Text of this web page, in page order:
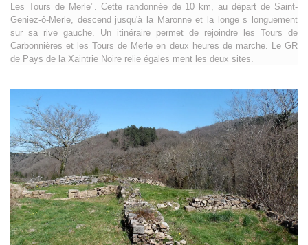
Les Tours de Merle". Cette randonnée de 10 km, au départ de Saint-
Geniez-ô-Merle, descend jusqu'à la Maronne et la longe s longuement
sur sa rive gauche. Un itinéraire permet de rejoindre les Tours de
Carbonnières et les Tours de Merle en deux heures de marche. Le GR
de Pays de la Xaintrie Noire relie égales ment les deux sites.